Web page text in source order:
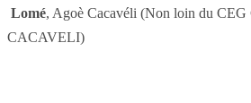
Lomé, Agoè Cacavéli (Non loin du
CACAVELI)